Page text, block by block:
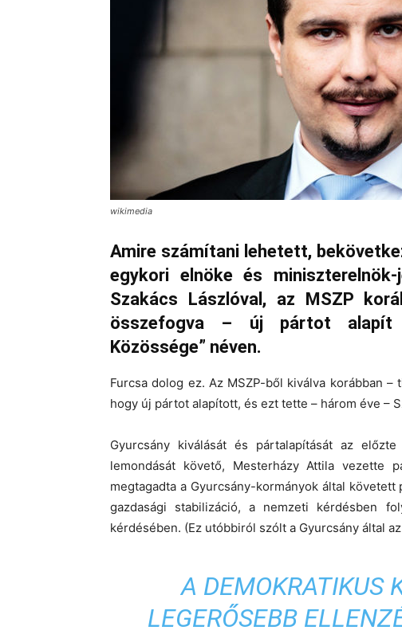
wikimedia
Amire számítani lehetett,
egykori elnöke és
Szakács Lászlóval, az MSZP
összefogva – új pártot alapít
Közössége” néven.
Furcsa dolog ez. Az MSZP-ből kiválva korábban
hogy új pártot alapított, és ezt tette – három éve –
Gyurcsány kiválását és pártalapítását az
lemondását követő, Mesterházy Attila vezette
megtagadta a Gyurcsány-kormányok által
gazdasági stabilizáció, a nemzeti kérdésben
kérdésében. (Ez utóbbiról szólt a Gyurcsány által
A DEMOKRATIKUS
LEGERŐSEBB